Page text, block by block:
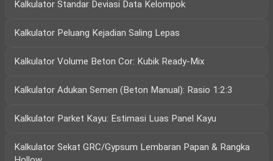
Kalkulator Standar Deviasi Data Kelompok
Kalkulator Peluang Kejadian Saling Lepas
Kalkulator Volume Beton Cor: Kubik Ready-Mix
Kalkulator Adukan Semen (Beton Manual): Rasio 1:2:3
Kalkulator Parket Kayu: Estimasi Luas Panel Kayu
Kalkulator Sekat GRC/Gypsum Lembaran Papan & Rangka